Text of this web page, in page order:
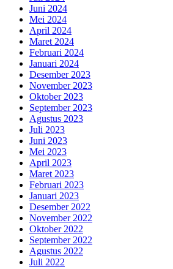
Juni 2024
Mei 2024
April 2024
Maret 2024
Februari 2024
Januari 2024
Desember 2023
November 2023
Oktober 2023
September 2023
Agustus 2023
Juli 2023
Juni 2023
Mei 2023
April 2023
Maret 2023
Februari 2023
Januari 2023
Desember 2022
November 2022
Oktober 2022
September 2022
Agustus 2022
Juli 2022